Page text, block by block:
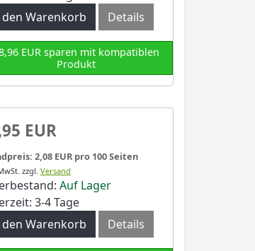
Warenkorb
Details
EUR sparen mit kompatiblen
Produkt
EUR
2,08 EUR pro 100 Seiten
zzgl. Versand
Auf Lager
3-4 Tage
Warenkorb
Details